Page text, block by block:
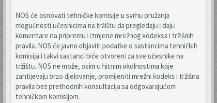
NOS će osnovati tehničke komisije u svrhu pružanja
mogućnosti učesnicima na tržištu da pregledaju i daju
komentare na pripremu i izmjene mrežnog kodeksa i tržišnih
pravila. NOS će javno objaviti podatke o sastancima tehničkih
komisija i takvi sastanci biće otvoreni za sve učesnike na
tržištu. NOS ne može, osim u hitnim okolnostima koje
zahtijevaju brzo djelovanje, promijeniti mrežni kodeks i tržišna
pravila bez prethodnih konsultacija sa odgovarajućom
tehničkom komisijom.